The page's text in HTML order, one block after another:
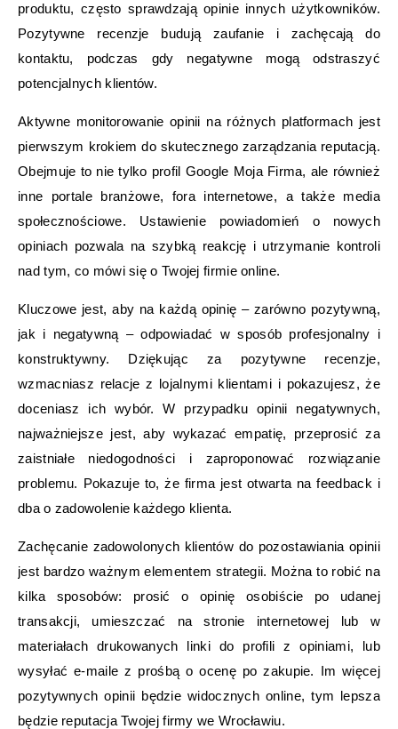
produktu, często sprawdzają opinie innych użytkowników.
Pozytywne recenzje budują zaufanie i zachęcają do
kontaktu, podczas gdy negatywne mogą odstraszyć
potencjalnych klientów.
Aktywne monitorowanie opinii na różnych platformach jest
pierwszym krokiem do skutecznego zarządzania reputacją.
Obejmuje to nie tylko profil Google Moja Firma, ale również
inne portale branżowe, fora internetowe, a także media
społecznościowe. Ustawienie powiadomień o nowych
opiniach pozwala na szybką reakcję i utrzymanie kontroli
nad tym, co mówi się o Twojej firmie online.
Kluczowe jest, aby na każdą opinię – zarówno pozytywną,
jak i negatywną – odpowiadać w sposób profesjonalny i
konstruktywny. Dziękując za pozytywne recenzje,
wzmacniasz relacje z lojalnymi klientami i pokazujesz, że
doceniasz ich wybór. W przypadku opinii negatywnych,
najważniejsze jest, aby wykazać empatię, przeprosić za
zaistniałe niedogodności i zaproponować rozwiązanie
problemu. Pokazuje to, że firma jest otwarta na feedback i
dba o zadowolenie każdego klienta.
Zachęcanie zadowolonych klientów do pozostawiania opinii
jest bardzo ważnym elementem strategii. Można to robić na
kilka sposobów: prosić o opinię osobiście po udanej
transakcji, umieszczać na stronie internetowej lub w
materiałach drukowanych linki do profili z opiniami, lub
wysyłać e-maile z prośbą o ocenę po zakupie. Im więcej
pozytywnych opinii będzie widocznych online, tym lepsza
będzie reputacja Twojej firmy we Wrocławiu.